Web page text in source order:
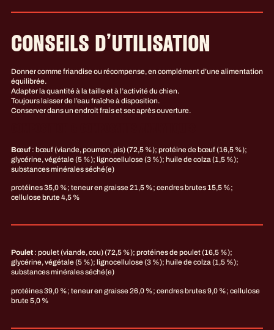
CONSEILS D’UTILISATION
Donner comme friandise ou récompense, en complément d’une alimentation
équilibrée.
Adapter la quantité à la taille et à l’activité du chien.
Toujours laisser de l’eau fraîche à disposition.
Conserver dans un endroit frais et sec après ouverture.
Bœuf : bœuf (viande, poumon, pis) (72,5 %); protéine de bœuf (16,5 %);
glycérine, végétale (5 %); lignocellulose (3 %); huile de colza (1,5 %);
substances minérales séché(e)
protéines 35,0 %; teneur en graisse 21,5 %; cendres brutes 15,5 %;
cellulose brute 4,5 %
Poulet : poulet (viande, cou) (72,5 %); protéines de poulet (16,5 %);
glycérine, végétale (5 %); lignocellulose (3 %); huile de colza (1,5 %);
substances minérales séché(e)
protéines 39,0 %; teneur en graisse 26,0 %; cendres brutes 9,0 %; cellulose
brute 5,0 %